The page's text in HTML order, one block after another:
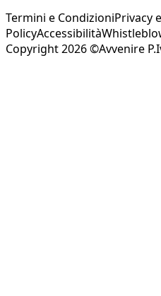
Termini e CondizioniPrivacy
PolicyAccessibilità
Copyright 2026 ©Avvenire